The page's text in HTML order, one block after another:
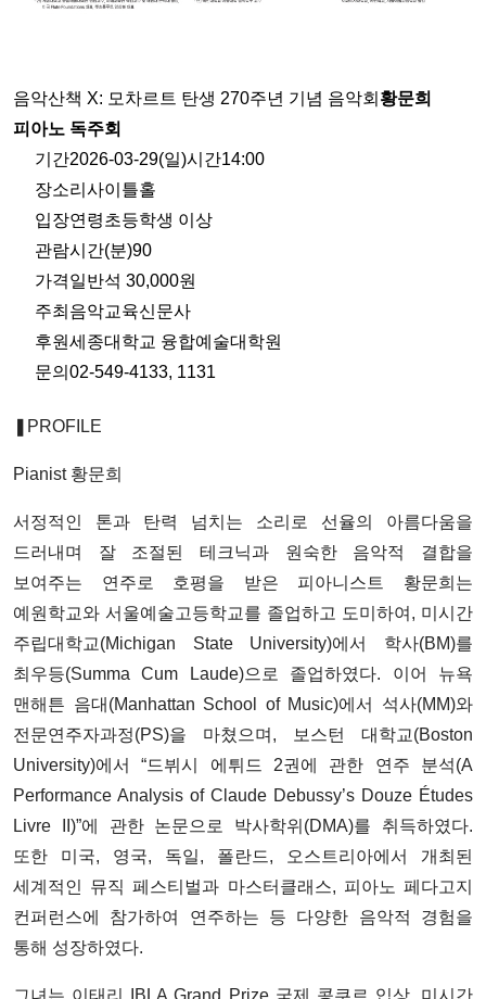
음악산책 X: 모차르트 탄생 270주년 기념 음악회 황문희
피아노 독주회
기간2026-03-29(일)시간14:00
장소리사이틀홀
입장연령초등학생 이상
관람시간(분)90
가격일반석 30,000원
주최음악교육신문사
후원세종대학교 융합예술대학원
문의02-549-4133, 1131
❚PROFILE
Pianist 황문희
서정적인 톤과 탄력 넘치는 소리로 선율의 아름다움을
드러내며 잘 조절된 테크닉과 원숙한 음악적 결합을
보여주는 연주로 호평을 받은 피아니스트 황문희는
예원학교와 서울예술고등학교를 졸업하고 도미하여, 미시간
주립대학교(Michigan State University)에서 학사(BM)를
최우등(Summa Cum Laude)으로 졸업하였다. 이어 뉴욕
맨해튼 음대(Manhattan School of Music)에서 석사(MM)와
전문연주자과정(PS)을 마쳤으며, 보스턴 대학교(Boston
University)에서 “드뷔시 에튀드 2권에 관한 연주 분석(A
Performance Analysis of Claude Debussy’s Douze Études
Livre II)”에 관한 논문으로 박사학위(DMA)를 취득하였다.
또한 미국, 영국, 독일, 폴란드, 오스트리아에서 개최된
세계적인 뮤직 페스티벌과 마스터클래스, 피아노 페다고지
컨퍼런스에 참가하여 연주하는 등 다양한 음악적 경험을
통해 성장하였다.
그녀는 이태리 IBLA Grand Prize 국제 콩쿠르 입상, 미시간